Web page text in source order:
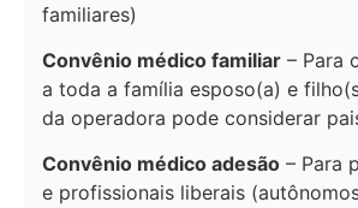
familiares)
Convênio médico familiar – Para
a toda a família esposo(a) e
da operadora pode considerar
Convênio médico adesão – Para
e profissionais liberais